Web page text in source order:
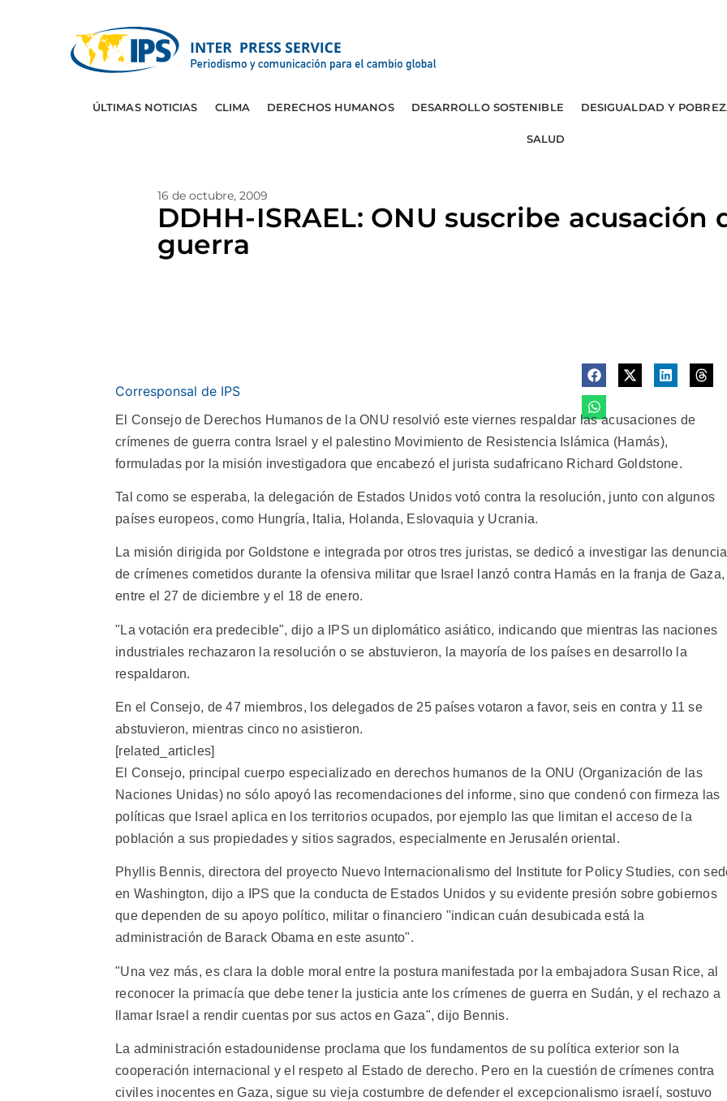
ÚLTIMAS NOTICIAS CLIMA DERECHOS HUMANOS DESARROLLO SOSTENIBLE DESIGUALDAD Y
SALUD
16 de octubre, 2009
DDHH-ISRAEL: ONU suscribe
guerra
Corresponsal de IPS
El Consejo de Derechos Humanos de la ONU resolvió este viernes respaldar las acusaciones de
crímenes de guerra contra Israel y el palestino Movimiento de Resistencia Islámica (Hamás),
formuladas por la misión investigadora que encabezó el jurista sudafricano Richard Goldstone.
Tal como se esperaba, la delegación de Estados Unidos votó contra la resolución, junto con algunos
países europeos, como Hungría, Italia, Holanda, Eslovaquia y Ucrania.
La misión dirigida por Goldstone e integrada por otros tres juristas, se dedicó a investigar las
de crímenes cometidos durante la ofensiva militar que Israel lanzó contra Hamás en la franja de Gaza,
entre el 27 de diciembre y el 18 de enero.
"La votación era predecible", dijo a IPS un diplomático asiático, indicando que mientras las naciones
industriales rechazaron la resolución o se abstuvieron, la mayoría de los países en desarrollo la
respaldaron.
En el Consejo, de 47 miembros, los delegados de 25 países votaron a favor, seis en contra y 11 se
abstuvieron, mientras cinco no asistieron.
[related_articles]
El Consejo, principal cuerpo especializado en derechos humanos de la ONU (Organización de las
Naciones Unidas) no sólo apoyó las recomendaciones del informe, sino que condenó con firmeza las
políticas que Israel aplica en los territorios ocupados, por ejemplo las que limitan el acceso de la
población a sus propiedades y sitios sagrados, especialmente en Jerusalén oriental.
Phyllis Bennis, directora del proyecto Nuevo Internacionalismo del Institute for Policy Studies, con
en Washington, dijo a IPS que la conducta de Estados Unidos y su evidente presión sobre gobiernos
que dependen de su apoyo político, militar o financiero "indican cuán desubicada está la
administración de Barack Obama en este asunto".
"Una vez más, es clara la doble moral entre la postura manifestada por la embajadora Susan Rice, al
reconocer la primacía que debe tener la justicia ante los crímenes de guerra en Sudán, y el rechazo a
llamar Israel a rendir cuentas por sus actos en Gaza", dijo Bennis.
La administración estadounidense proclama que los fundamentos de su política exterior son la
cooperación internacional y el respeto al Estado de derecho. Pero en la cuestión de crímenes contra
civiles inocentes en Gaza, sigue su vieja costumbre de defender el excepcionalismo israelí, sostuvo